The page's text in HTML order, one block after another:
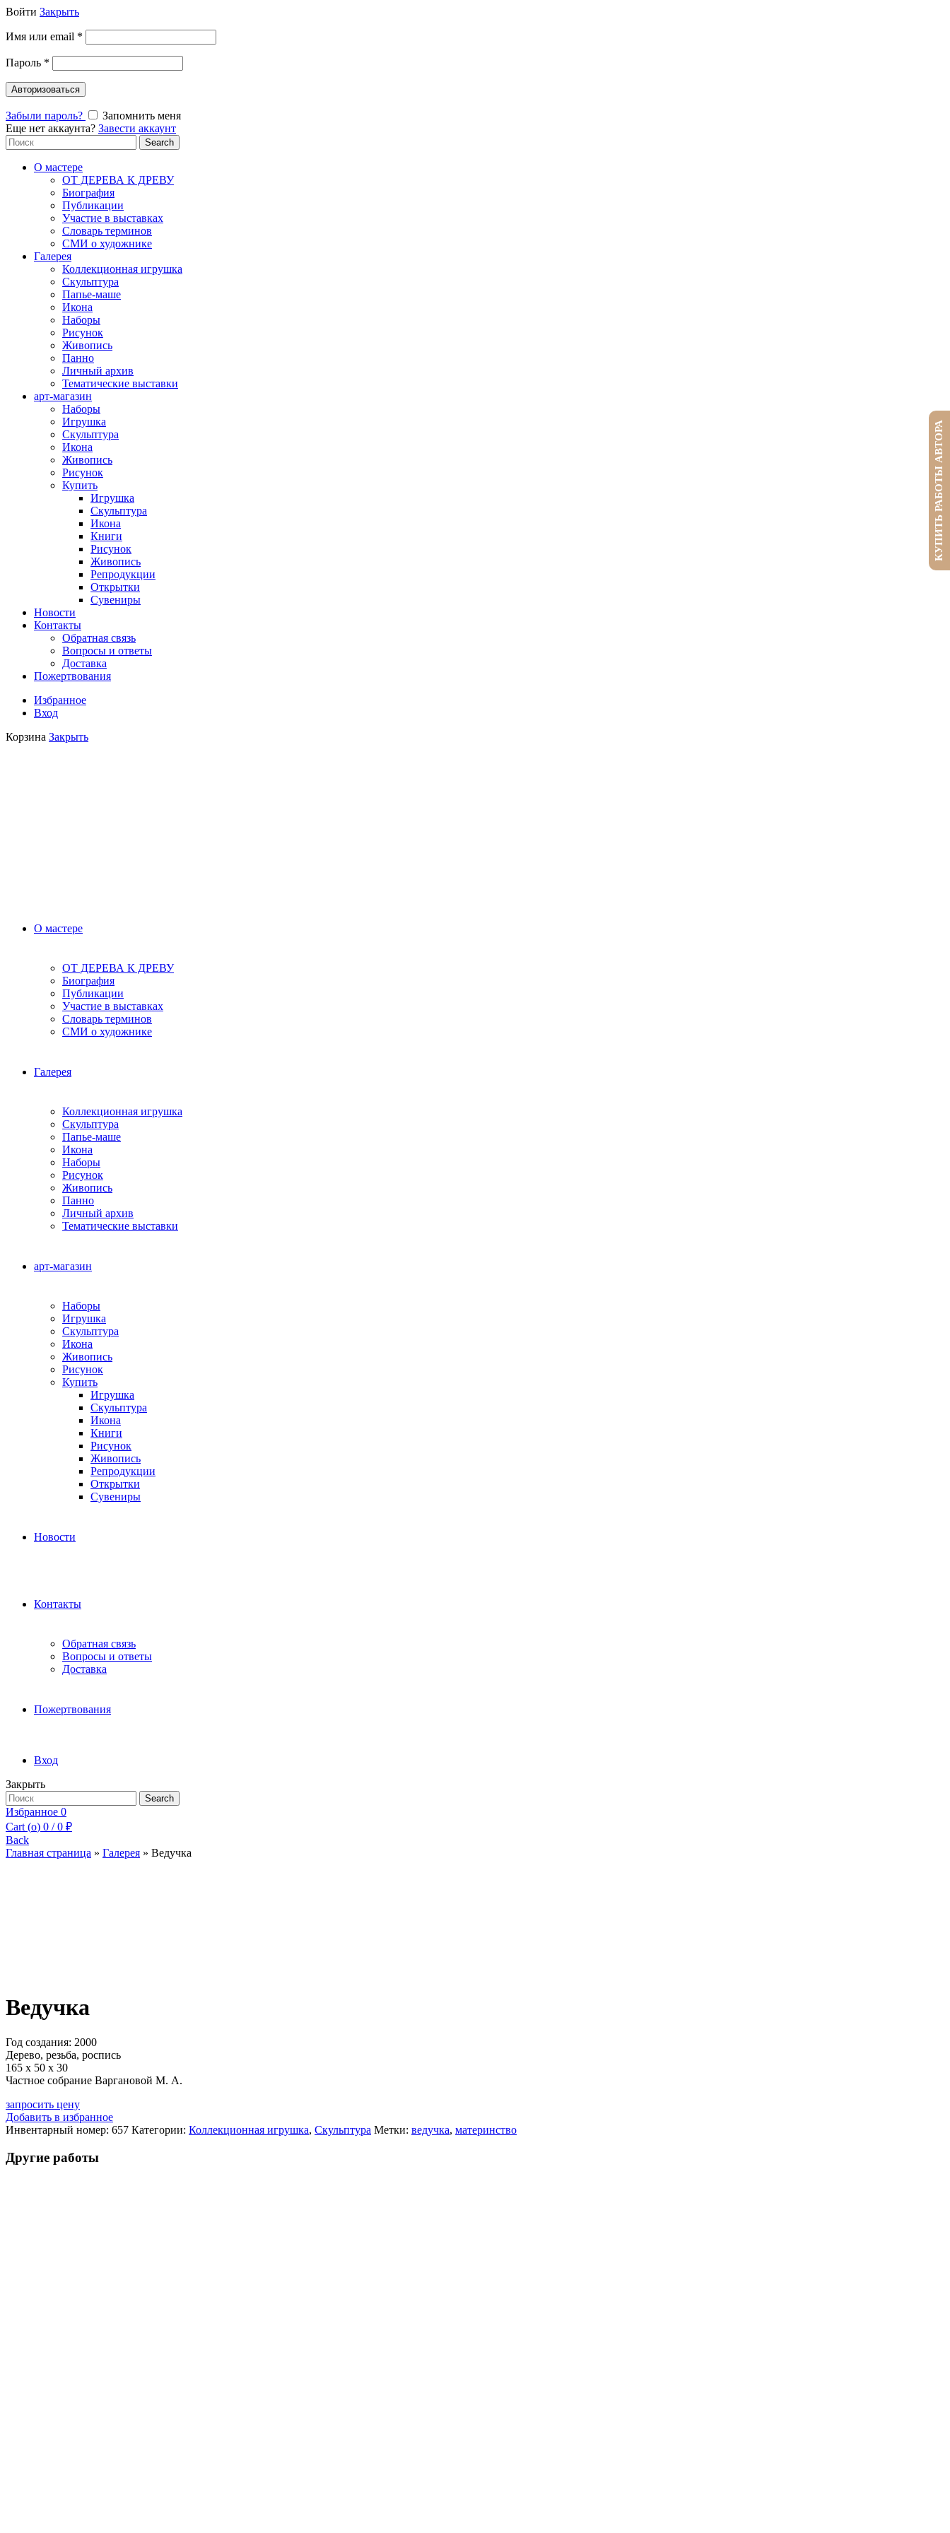
Войти Закрыть
Имя или email *
Пароль *
Авторизоваться
Забыли пароль?
Запомнить меня
Еще нет аккаунта? Завести аккаунт
Search
for:
Search
О мастере
ОТ ДЕРЕВА К ДРЕВУ
Биография
Публикации
Участие в выставках
Словарь терминов
СМИ о художнике
Галерея
Коллекционная игрушка
Скульптура
Папье-маше
Икона
Наборы
Рисунок
Живопись
Панно
Личный архив
Тематические выставки
арт-магазин
Наборы
Игрушка
Скульптура
Икона
Живопись
Рисунок
Купить
Игрушка
Скульптура
Икона
Книги
Рисунок
Живопись
Репродукции
Открытки
Сувениры
Новости
Контакты
Обратная связь
Вопросы и ответы
Доставка
Пожертвования
Избранное
Вход
Корзина Закрыть
О мастере
ОТ ДЕРЕВА К ДРЕВУ
Биография
Публикации
Участие в выставках
Словарь терминов
СМИ о художнике
Галерея
Коллекционная игрушка
Скульптура
Папье-маше
Икона
Наборы
Рисунок
Живопись
Панно
Личный архив
Тематические выставки
арт-магазин
Наборы
Игрушка
Скульптура
Икона
Живопись
Рисунок
Купить
Игрушка
Скульптура
Икона
Книги
Рисунок
Живопись
Репродукции
Открытки
Сувениры
Новости
Контакты
Обратная связь
Вопросы и ответы
Доставка
Пожертвования
Вход
Закрыть
Search
for:
Search
Избранное 0
Cart (o) 0 / 0 ₽
Back
Главная страница » Галерея » Ведучка
Ведучка
Год создания: 2000
Дерево, резьба, роспись
165 х 50 х 30
Частное собрание Варгановой М. А.
запросить цену
Добавить в избранное
Инвентарный номер: 657 Категории: Коллекционная игрушка, Скульптура Метки: ведучка, материнство
Другие работы
КУПИТЬ РАБОТЫ АВТОРА